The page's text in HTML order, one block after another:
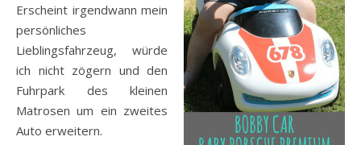
Erscheint irgendwann mein
persönliches
Lieblingsfahrzeug, würde
ich nicht zögern und den
Fuhrpark des kleinen
Matrosen um ein zweites
Auto erweitern.